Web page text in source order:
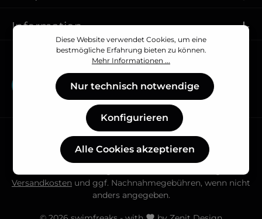
Vertrag widerrufen
Vertrag widerrufen
Information
Versandkosten und ggf. Nachnahmegebühren, wenn nicht
anders angegeben.
Diese Website verwendet Cookies, um eine
bestmögliche Erfahrung bieten zu können.
Mehr Informationen ...
Nur technisch notwendige
Konfigurieren
Alle Cookies akzeptieren